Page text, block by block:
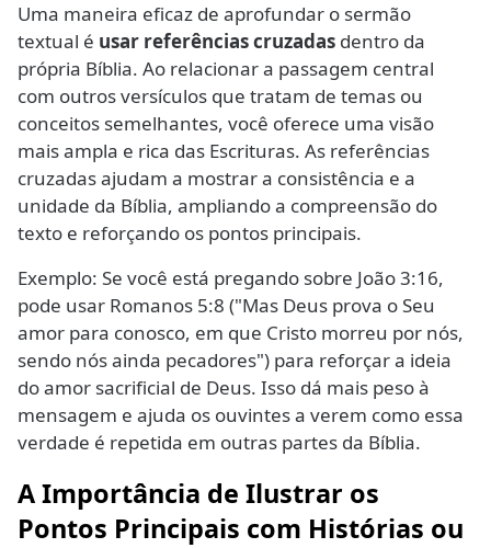
Uma maneira eficaz de aprofundar o sermão
textual é usar referências cruzadas dentro da
própria Bíblia. Ao relacionar a passagem central
com outros versículos que tratam de temas ou
conceitos semelhantes, você oferece uma visão
mais ampla e rica das Escrituras. As referências
cruzadas ajudam a mostrar a consistência e a
unidade da Bíblia, ampliando a compreensão do
texto e reforçando os pontos principais.
Exemplo: Se você está pregando sobre João 3:16,
pode usar Romanos 5:8 ("Mas Deus prova o Seu
amor para conosco, em que Cristo morreu por nós,
sendo nós ainda pecadores") para reforçar a ideia
do amor sacrificial de Deus. Isso dá mais peso à
mensagem e ajuda os ouvintes a verem como essa
verdade é repetida em outras partes da Bíblia.
A Importância de Ilustrar os
Pontos Principais com Histórias ou